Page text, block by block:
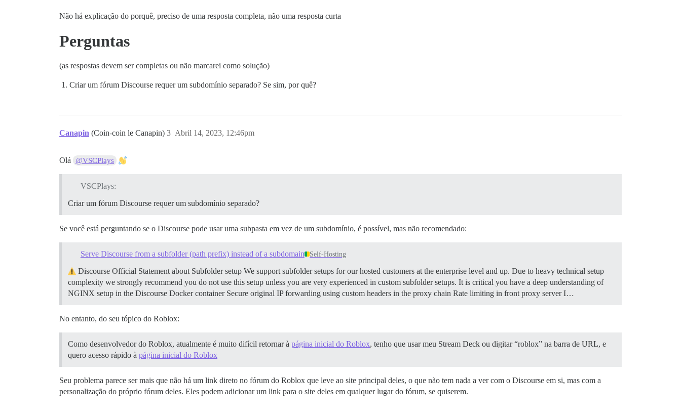
Não há explicação do porquê, preciso de uma resposta completa, não uma resposta curta
Perguntas
(as respostas devem ser completas ou não marcarei como solução)
Criar um fórum Discourse requer um subdomínio separado? Se sim, por quê?
Canapin (Coin-coin le Canapin) Abril 14, 2023, 12:46pm
3
Olá @VSCPlays
VSCPlays:
Criar um fórum Discourse requer um subdomínio separado?
Se você está perguntando se o Discourse pode usar uma subpasta em vez de um subdomínio, é possível, mas não recomendado:
Serve Discourse from a subfolder (path prefix) instead of a subdomain Self-Hosting
Discourse Official Statement about Subfolder setup We support subfolder setups for our hosted customers at the enterprise level and up. Due to heavy technical setup
complexity we strongly recommend you do not use this setup unless you are very experienced in custom subfolder setups. It is critical you have a deep understanding of
NGINX setup in the Discourse Docker container Secure original IP forwarding using custom headers in the proxy chain Rate limiting in front proxy server I…
No entanto, do seu tópico do Roblox:
Como desenvolvedor do Roblox, atualmente é muito difícil retornar à página inicial do Roblox, tenho que usar meu Stream Deck ou digitar “roblox” na barra de URL, e
quero acesso rápido à página inicial do Roblox
Seu problema parece ser mais que não há um link direto no fórum do Roblox que leve ao site principal deles, o que não tem nada a ver com o Discourse em si, mas com a
personalização do próprio fórum deles. Eles podem adicionar um link para o site deles em qualquer lugar do fórum, se quiserem.